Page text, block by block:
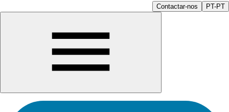
Contactar-nos PT-PT